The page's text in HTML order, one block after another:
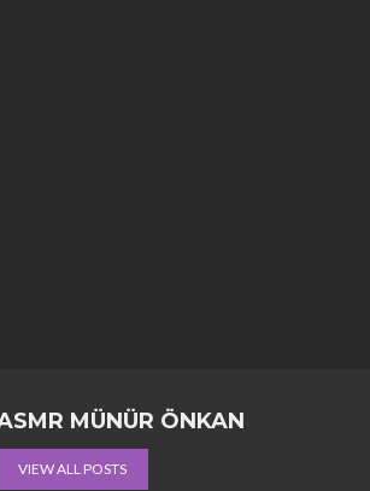
MÜNÜR ÖNKAN
VIEW ALL POSTS